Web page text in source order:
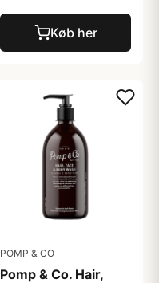
Køb her
POMP & CO
Pomp & Co. Hair,